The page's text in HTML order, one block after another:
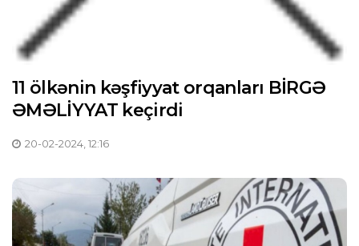
11 ölkənin kəşfiyyat orqanları BİRGƏ
ƏMƏLİYYAT keçirdi
20-02-2024, 12:16